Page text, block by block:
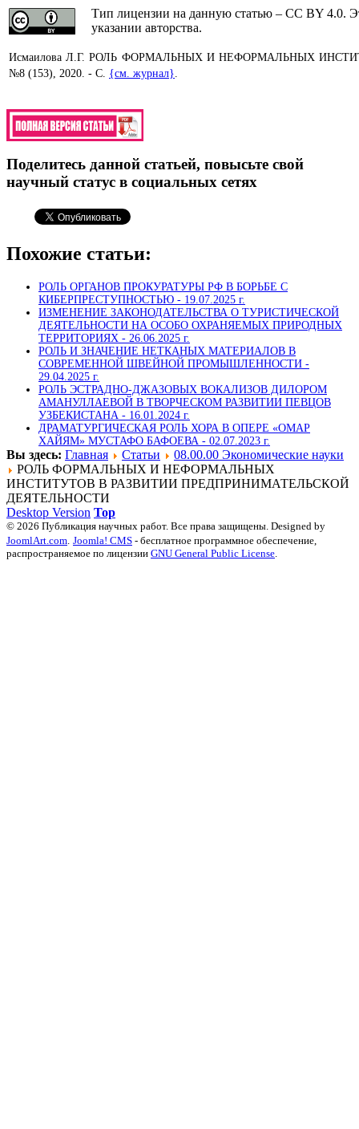
Тип лицензии на данную статью – CC BY 4.0.
указании авторства.
Исмаилова Л.Г. РОЛЬ ФОРМАЛЬНЫХ И НЕФОРМАЛЬНЫХ
№8 (153), 2020. - С. {см. журнал}
Поделитесь данной статьей, повысьте свой
научный статус в социальных сетях
Похожие статьи:
РОЛЬ ОРГАНОВ ПРОКУРАТУРЫ РФ В БОРЬБЕ С
КИБЕРПРЕСТУПНОСТЬЮ - 19.07.2025 г.
ИЗМЕНЕНИЕ ЗАКОНОДАТЕЛЬСТВА О ТУРИСТИЧЕСКОЙ
ДЕЯТЕЛЬНОСТИ НА ОСОБО ОХРАНЯЕМЫХ ПРИРОДНЫХ
ТЕРРИТОРИЯХ - 26.06.2025 г.
РОЛЬ И ЗНАЧЕНИЕ НЕТКАНЫХ МАТЕРИАЛОВ В
СОВРЕМЕННОЙ ШВЕЙНОЙ ПРОМЫШЛЕННОСТИ -
29.04.2025 г.
РОЛЬ ЭСТРАДНО-ДЖАЗОВЫХ ВОКАЛИЗОВ ДИЛОРОМ
АМАНУЛЛАЕВОЙ В ТВОРЧЕСКОМ РАЗВИТИИ ПЕВЦОВ
УЗБЕКИСТАНА - 16.01.2024 г.
ДРАМАТУРГИЧЕСКАЯ РОЛЬ ХОРА В ОПЕРЕ «ОМАР
ХАЙЯМ» МУСТАФО БАФОЕВА - 02.07.2023 г.
Вы здесь: Главная Статьи
08.00.00 Экономические науки
РОЛЬ ФОРМАЛЬНЫХ И НЕФОРМАЛЬНЫХ
ИНСТИТУТОВ В РАЗВИТИИ ПРЕДПРИНИМАТЕЛЬСКОЙ
ДЕЯТЕЛЬНОСТИ
Desktop Version Top
© 2026 Публикация научных работ. Все права защищены. Designed by
JoomlArt.com Joomla! CMS - бесплатное программное обеспечение,
распространяемое по лицензии GNU General Public License